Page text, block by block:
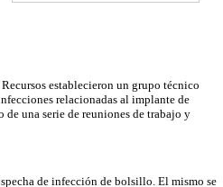
establecieron un grupo técnico
relacionadas al implante de
una serie de reuniones de trabajo y
de infección de bolsillo. El mismo se